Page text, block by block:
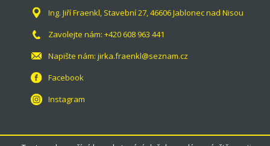
TOTÁLNÍ VÝPRODEJ %%%
Ing. Jiří Fraenkl, Stavební 27, 46606 Jablonec nad Nisou
Zavolejte nám: +420 608 963 441
Napište nám: jirka.fraenkl@seznam.cz
Facebook
Instagram